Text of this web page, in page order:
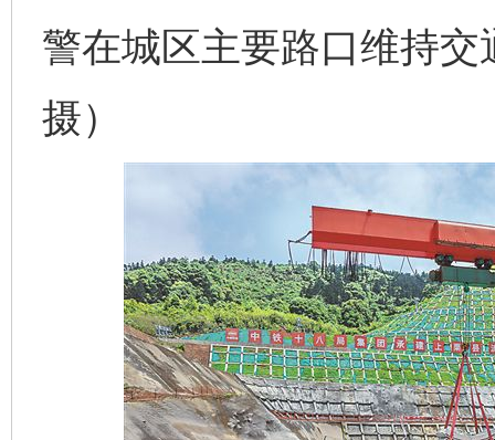
警在城区主要路口维持
摄）